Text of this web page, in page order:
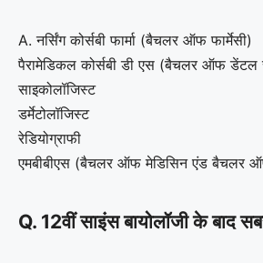
A. नर्सिंग कोर्सबी फार्मा (बैचलर ऑफ फार्मेसी)
पैरामेडिकल कोर्सबी डी एस (बैचलर ऑफ डेंटल
साइकोलॉजिस्ट
डर्मेटोलॉजिस्ट
रेडियोग्राफी
एमबीबीएस (बैचलर ऑफ मेडिसिन एंड बैचलर
Q. 12वीं साइंस बायोलॉजी के बाद